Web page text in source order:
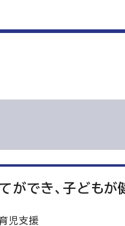
でき、子どもが
児支援